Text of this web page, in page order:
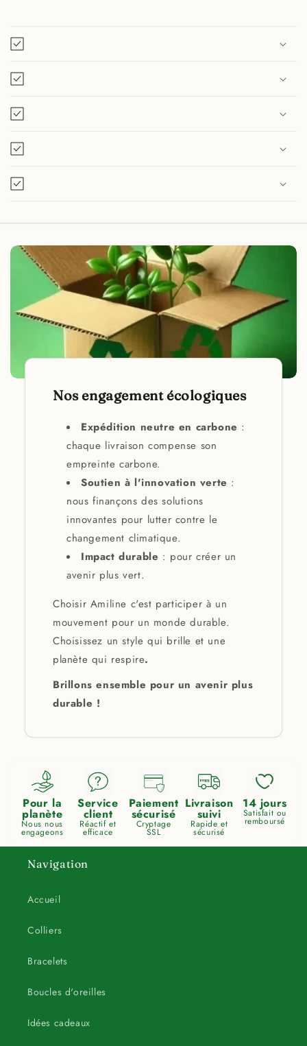
Nos engagement écologiques
Expédition neutre en carbone :
chaque livraison compense son
empreinte carbone.
Soutien à l'innovation verte :
nous finançons des solutions
innovantes pour lutter contre le
changement climatique.
Impact durable : pour créer un
avenir plus vert.
Choisir Amiline c'est participer à un
mouvement pour un monde durable.
Choisissez un style qui brille et une
planète qui respire.
Brillons ensemble pour un avenir plus
durable !
Pour la
planète
Nous nous
engageons
Service
client
Réactif et
efficace
Paiement
sécurisé
Cryptage
SSL
Livraison
suivi
Rapide et
sécurisé
14 jours
Satisfait ou
remboursé
Navigation
Accueil
Colliers
Bracelets
Boucles d'oreilles
Idées cadeaux